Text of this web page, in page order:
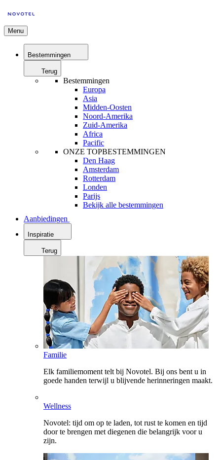
Menu
Bestemmingen
Terug
Bestemmingen
Europa
Asia
Midden-Oosten
Noord-Amerika
Zuid-Amerika
Africa
Pacific
ONZE TOPBESTEMMINGEN
Den Haag
Amsterdam
Rotterdam
Londen
Parijs
Bekijk alle bestemmingen
Aanbiedingen
Inspiratie
Terug
Familie
Elk familiemoment telt bij Novotel. Bij ons bent u in
goede handen terwijl u blijvende herinneringen maakt.
Wellness
Novotel: tijd om op te laden, tot rust te komen en tijd
door te brengen met diegenen die belangrijk voor u
zijn.